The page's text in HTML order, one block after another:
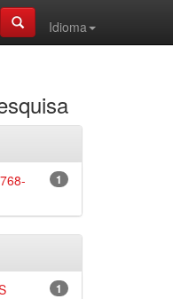
Idioma
1
1